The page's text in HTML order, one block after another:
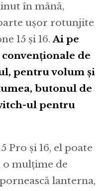
în mână,
ușor rotunjite
15 și 16.Ai pe
de
pentru volum și
butonul de
ul pentru
Pro și 16, el poate
o mulțime de
lanterna,